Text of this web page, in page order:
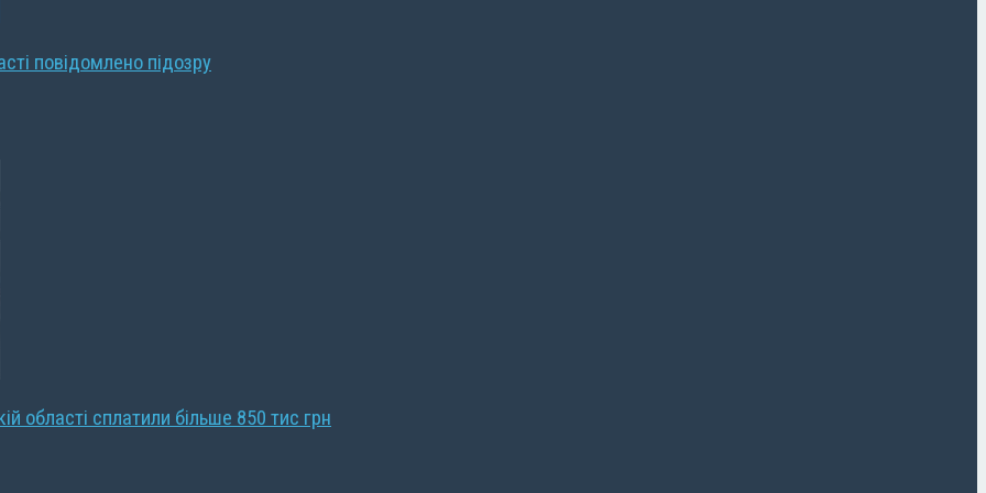
повідомлено підозру
області сплатили більше 850 тис грн